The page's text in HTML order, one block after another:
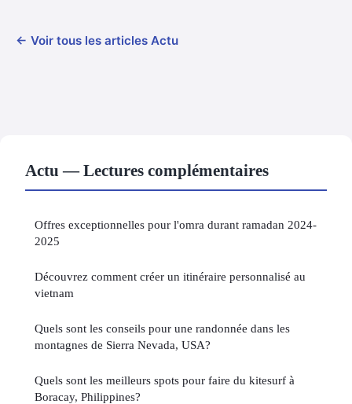
← Voir tous les articles Actu
Actu — Lectures complémentaires
Offres exceptionnelles pour l'omra durant ramadan 2024-
2025
Découvrez comment créer un itinéraire personnalisé au
vietnam
Quels sont les conseils pour une randonnée dans les
montagnes de Sierra Nevada, USA?
Quels sont les meilleurs spots pour faire du kitesurf à
Boracay, Philippines?